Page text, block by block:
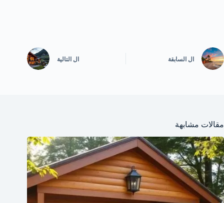
ال السابقة ال التالية
مقالات مشابهة